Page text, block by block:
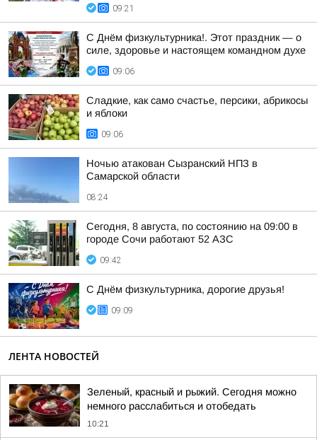
09:21
С Днём физкультурника!. Этот праздник — о
силе, здоровье и настоящем командном духе
09:06
Сладкие, как само счастье, персики, абрикосы
и яблоки
09:06
Ночью атакован Сызранский НПЗ в
Самарской области
08:24
Сегодня, 8 августа, по состоянию на 09:00 в
городе Сочи работают 52 АЗС
09:42
С Днём физкультурника, дорогие друзья!
09:09
ЛЕНТА НОВОСТЕЙ
Зеленый, красный и рыжий. Сегодня можно
немного расслабиться и отобедать
10:21